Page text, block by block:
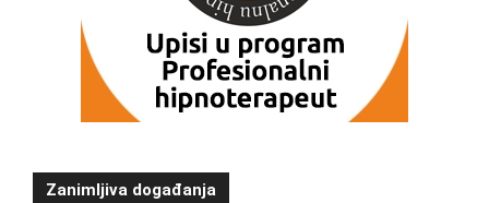
Zanimljiva događanja